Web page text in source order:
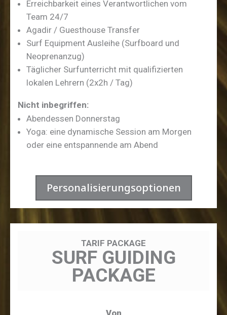
Erreichbarkeit eines Verantwortlichen vom
Team 24/7
Agadir / Guesthouse Transfer
Surf Equipment Ausleihe (Surfboard und
Neoprenanzug)
Täglicher Surfunterricht mit qualifizierten
lokalen Lehrern (2x2h / Tag)
Nicht inbegriffen:
Abendessen Donnerstag
Yoga: eine dynamische Session am Morgen
oder eine entspannende am Abend
Personalisierungsoptionen
TARIF PACKAGE
SURF GUIDING
PACKAGE